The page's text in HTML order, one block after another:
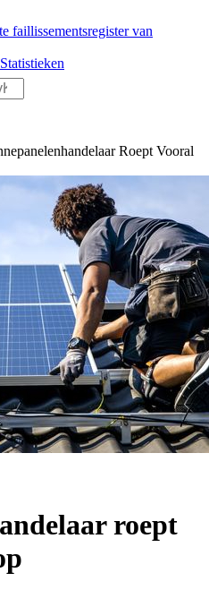
faillissementsregister van
Statistieken
Roept Vooral
roept